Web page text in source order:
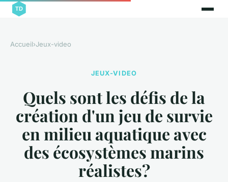
Accueil›Jeux-video
JEUX-VIDEO
Quels sont les défis de la
création d'un jeu de survie
en milieu aquatique avec
des écosystèmes marins
réalistes?